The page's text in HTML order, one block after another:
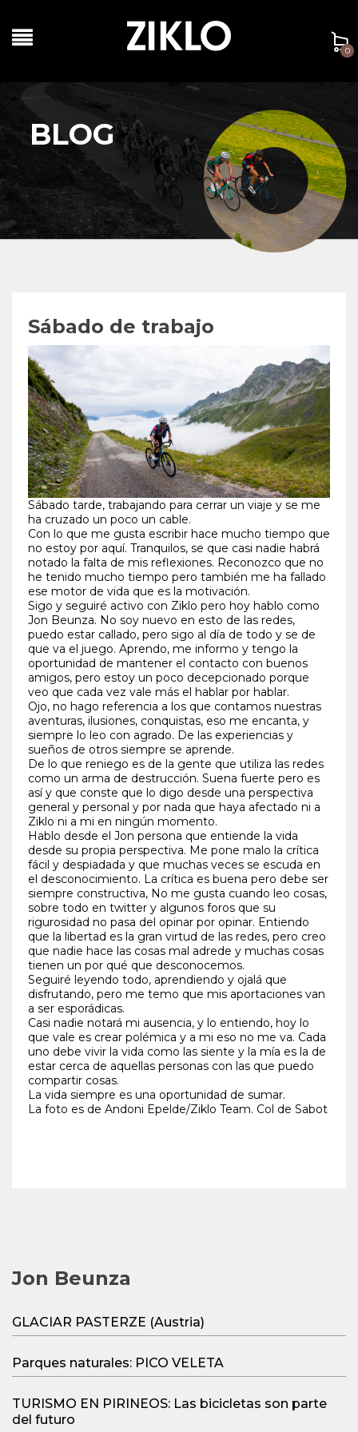
0
BLOG
Sábado de trabajo
Sábado tarde, trabajando para cerrar un viaje y se me
ha cruzado un poco un cable.
Con lo que me gusta escribir hace mucho tiempo que
no estoy por aquí. Tranquilos, se que casi nadie habrá
notado la falta de mis reflexiones. Reconozco que no
he tenido mucho tiempo pero también me ha fallado
ese motor de vida que es la motivación.
Sigo y seguiré activo con Ziklo pero hoy hablo como
Jon Beunza. No soy nuevo en esto de las redes,
puedo estar callado, pero sigo al día de todo y se de
que va el juego. Aprendo, me informo y tengo la
oportunidad de mantener el contacto con buenos
amigos, pero estoy un poco decepcionado porque
veo que cada vez vale más el hablar por hablar.
Ojo, no hago referencia a los que contamos nuestras
aventuras, ilusiones, conquistas, eso me encanta, y
siempre lo leo con agrado. De las experiencias y
sueños de otros siempre se aprende.
De lo que reniego es de la gente que utiliza las redes
como un arma de destrucción. Suena fuerte pero es
así y que conste que lo digo desde una perspectiva
general y personal y por nada que haya afectado ni a
Ziklo ni a mi en ningún momento.
Hablo desde el Jon persona que entiende la vida
desde su propia perspectiva. Me pone malo la crítica
fácil y despiadada y que muchas veces se escuda en
el desconocimiento. La crítica es buena pero debe ser
siempre constructiva, No me gusta cuando leo cosas,
sobre todo en twitter y algunos foros que su
rigurosidad no pasa del opinar por opinar. Entiendo
que la libertad es la gran virtud de las redes, pero creo
que nadie hace las cosas mal adrede y muchas cosas
tienen un por qué que desconocemos.
Seguiré leyendo todo, aprendiendo y ojalá que
disfrutando, pero me temo que mis aportaciones van
a ser esporádicas.
Casi nadie notará mi ausencia, y lo entiendo, hoy lo
que vale es crear polémica y a mi eso no me va. Cada
uno debe vivir la vida como las siente y la mía es la de
estar cerca de aquellas personas con las que puedo
compartir cosas.
La vida siempre es una oportunidad de sumar.
La foto es de Andoni Epelde/Ziklo Team. Col de Sabot
Jon Beunza
GLACIAR PASTERZE (Austria)
Parques naturales: PICO VELETA
TURISMO EN PIRINEOS: Las bicicletas son parte
del futuro